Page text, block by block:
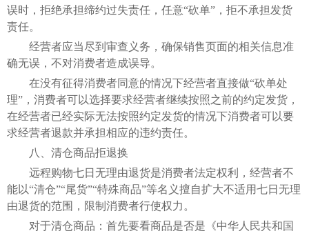
误时，拒绝承担缔约过失责任，任意“砍单”，拒不承担发货
责任。
经营者应当尽到审查义务，确保销售页面的相关信息准
确无误，不对消费者造成误导。
在没有征得消费者同意的情况下经营者直接做“砍单处
理”，消费者可以选择要求经营者继续按照之前的约定发货，
在经营者已经实际无法按照约定发货的情况下消费者可以要
求经营者退款并承担相应的违约责任。
八、清仓商品拒退换
远程购物七日无理由退货是消费者法定权利，经营者不
能以“清仓”“尾货”“特殊商品”等名义擅自扩大不适用七日无理
由退货的范围，限制消费者行使权力。
对于清仓商品：首先要看商品是否是《中华人民共和国